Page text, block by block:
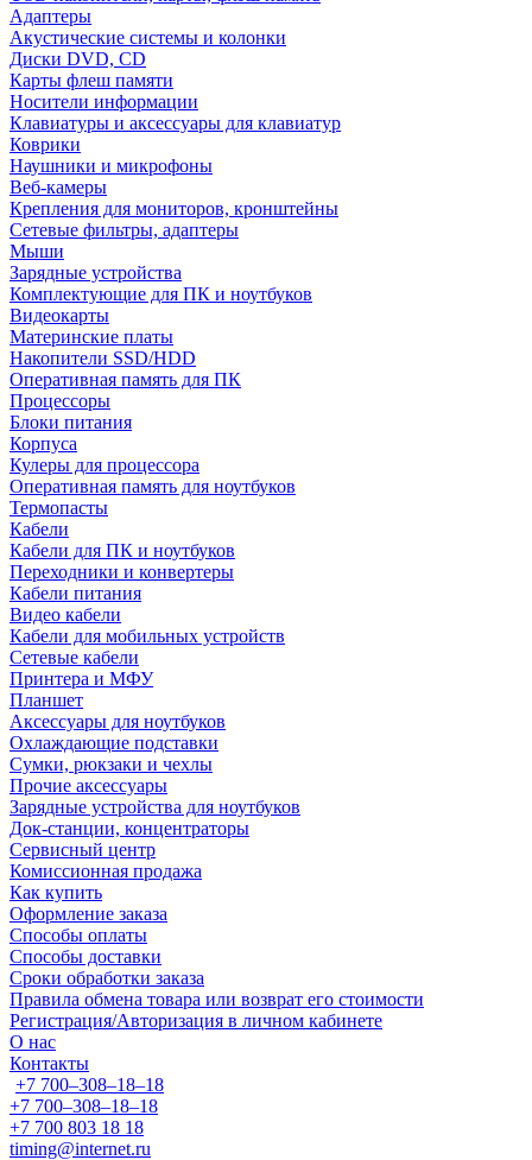
Адаптеры
Акустические системы и колонки
Диски DVD, CD
Карты флеш памяти
Носители информации
Клавиатуры и аксессуары для клавиатур
Коврики
Наушники и микрофоны
Веб-камеры
Крепления для мониторов, кронштейны
Сетевые фильтры, адаптеры
Мыши
Зарядные устройства
Комплектующие для ПК и ноутбуков
Видеокарты
Материнские платы
Накопители SSD/HDD
Оперативная память для ПК
Процессоры
Блоки питания
Корпуса
Кулеры для процессора
Оперативная память для ноутбуков
Термопасты
Кабели
Кабели для ПК и ноутбуков
Переходники и конвертеры
Кабели питания
Видео кабели
Кабели для мобильных устройств
Сетевые кабели
Принтера и МФУ
Планшет
Аксессуары для ноутбуков
Охлаждающие подставки
Сумки, рюкзаки и чехлы
Прочие аксессуары
Зарядные устройства для ноутбуков
Док-станции, концентраторы
Сервисный центр
Комиссионная продажа
Как купить
Оформление заказа
Способы оплаты
Способы доставки
Сроки обработки заказа
Правила обмена товара или возврат его стоимости
Регистрация/Авторизация в личном кабинете
О нас
Контакты
+7 700‒308‒18‒18
+7 700‒308‒18‒18
+7 700 803 18 18
timing@internet.ru